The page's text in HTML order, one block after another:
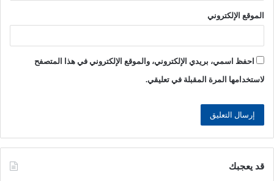
الموقع الإلكتروني
احفظ اسمي، بريدي الإلكتروني، والموقع الإلكتروني في هذا المتصفح
لاستخدامها المرة المقبلة في تعليقي.
قد يعجبك